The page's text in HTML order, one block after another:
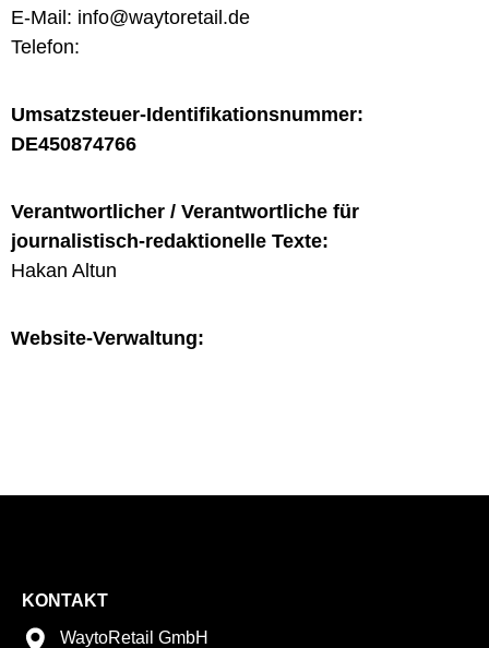
E-Mail: info@waytoretail.de
Telefon:
Umsatzsteuer-Identifikationsnummer:
DE450874766
Verantwortlicher / Verantwortliche für
journalistisch-redaktionelle Texte:
Hakan Altun
Website-Verwaltung:
KONTAKT
WaytoRetail GmbH